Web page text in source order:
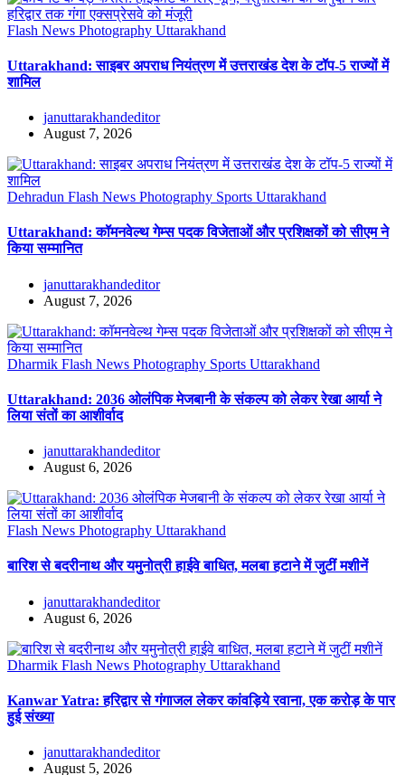
Flash News Photography Uttarakhand
Uttarakhand: साइबर अपराध नियंत्रण में उत्तराखंड देश के टॉप-5 राज्यों में
शामिल
januttarakhandeditor
August 7, 2026
Dehradun Flash News Photography Sports Uttarakhand
Uttarakhand: कॉमनवेल्थ गेम्स पदक विजेताओं और प्रशिक्षकों को सीएम ने
किया सम्मानित
januttarakhandeditor
August 7, 2026
Dharmik Flash News Photography Sports Uttarakhand
Uttarakhand: 2036 ओलंपिक मेजबानी के संकल्प को लेकर रेखा आर्या ने
लिया संतों का आशीर्वाद
januttarakhandeditor
August 6, 2026
Flash News Photography Uttarakhand
बारिश से बदरीनाथ और यमुनोत्री हाईवे बाधित, मलबा हटाने में जुटीं मशीनें
januttarakhandeditor
August 6, 2026
Dharmik Flash News Photography Uttarakhand
Kanwar Yatra: हरिद्वार से गंगाजल लेकर कांवड़िये रवाना, एक करोड़ के पार
हुई संख्या
januttarakhandeditor
August 5, 2026